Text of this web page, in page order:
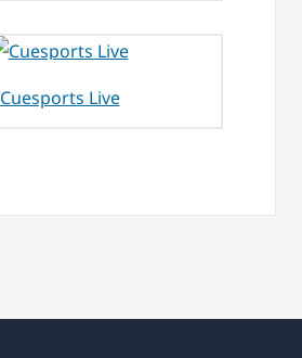
Cuesports Live